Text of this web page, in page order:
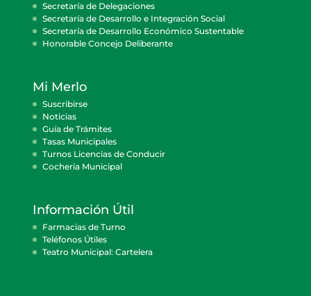
Secretaría de Delegaciones
Secretaría de Desarrollo e Integración Social
Secretaría de Desarrollo Económico Sustentable
Honorable Concejo Deliberante
Mi Merlo
Suscribirse
Noticias
Guía de Trámites
Tasas Municipales
Turnos Licencias de Conducir
Cocheria Municipal
Información Útil
Farmacias de Turno
Teléfonos Útiles
Teatro Municipal: Cartelera